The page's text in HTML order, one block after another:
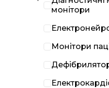
монітори
Монітори